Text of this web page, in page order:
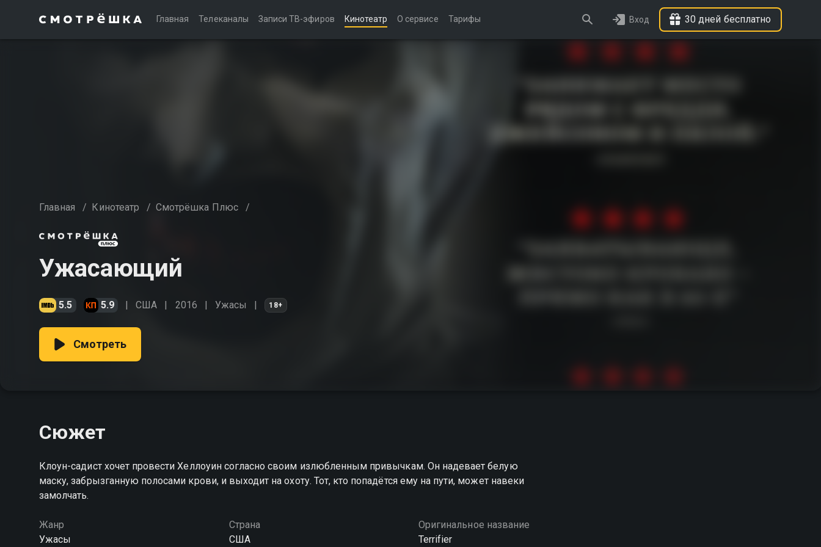
Главная Телеканалы Записи ТВ-эфиров Кинотеатр О сервисе Тарифы Вход 30 дней бесплатно
Главная / Кинотеатр / Смотрёшка Плюс /
Ужасающий
5.5 5.9 США 2016 Ужасы 18+
Смотреть
Сюжет
Клоун-садист хочет провести Хеллоуин согласно своим излюбленным привычкам. Он надевает белую
маску, забрызганную полосами крови, и выходит на охоту. Тот, кто попадётся ему на пути, может навеки
замолчать.
Жанр
Ужасы
Страна
США
Оригинальное название
Terrifier